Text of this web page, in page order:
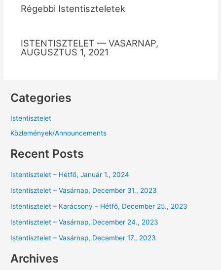
Régebbi Istentiszteletek
ISTENTISZTELET — VASARNAP,
AUGUSZTUS 1, 2021
Categories
Istentisztelet
Közlemények/Announcements
Recent Posts
Istentisztelet – Hétfő, Január 1., 2024
Istentisztelet – Vasárnap, December 31., 2023
Istentisztelet – Karácsony – Hétfő, December 25., 2023
Istentisztelet – Vasárnap, December 24., 2023
Istentisztelet – Vasárnap, December 17., 2023
Archives